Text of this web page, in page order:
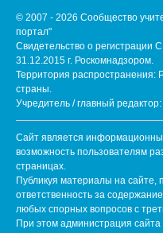
© 2007 - 2026 Сообщество
портал"
Свидетельство о
31.12.2015 г. Роскомнадзором.
Территория распространения:
страны.
Учредитель / главный
Сайт является
возможность пользователям
страницах.
Публикуя материалы на сайте,
ответственность за
любых спорных вопросов с
При этом администрация сайта